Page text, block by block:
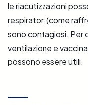
le riacutizzazioni
respiratori (come
sono contagiosi. Per
ventilazione e
possono essere utili.